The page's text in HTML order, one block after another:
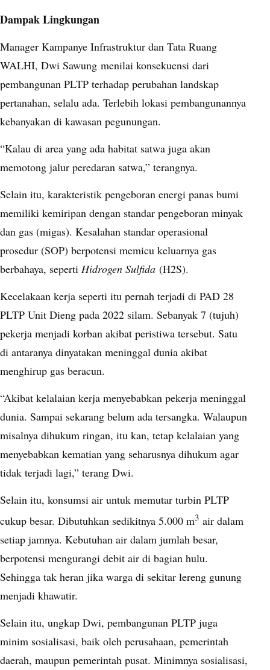
Dampak Lingkungan
Manager Kampanye Infrastruktur dan Tata Ruang
WALHI, Dwi Sawung menilai konsekuensi dari
pembangunan PLTP terhadap perubahan landskap
pertanahan, selalu ada. Terlebih lokasi pembangunannya
kebanyakan di kawasan pegunungan.
“Kalau di area yang ada habitat satwa juga akan
memotong jalur peredaran satwa,” terangnya.
Selain itu, karakteristik pengeboran energi panas bumi
memiliki kemiripan dengan standar pengeboran minyak
dan gas (migas). Kesalahan standar operasional
prosedur (SOP) berpotensi memicu keluarnya gas
berbahaya, seperti Hidrogen Sulfida (H2S).
Kecelakaan kerja seperti itu pernah terjadi di PAD 28
PLTP Unit Dieng pada 2022 silam. Sebanyak 7 (tujuh)
pekerja menjadi korban akibat peristiwa tersebut. Satu
di antaranya dinyatakan meninggal dunia akibat
menghirup gas beracun.
“Akibat kelalaian kerja menyebabkan pekerja meninggal
dunia. Sampai sekarang belum ada tersangka. Walaupun
misalnya dihukum ringan, itu kan, tetap kelalaian yang
menyebabkan kematian yang seharusnya dihukum agar
tidak terjadi lagi,” terang Dwi.
Selain itu, konsumsi air untuk memutar turbin PLTP
cukup besar. Dibutuhkan sedikitnya 5.000 m3 air dalam
setiap jamnya. Kebutuhan air dalam jumlah besar,
berpotensi mengurangi debit air di bagian hulu.
Sehingga tak heran jika warga di sekitar lereng gunung
menjadi khawatir.
Selain itu, ungkap Dwi, pembangunan PLTP juga
minim sosialisasi, baik oleh perusahaan, pemerintah
daerah, maupun pemerintah pusat. Minimnya sosialisasi,